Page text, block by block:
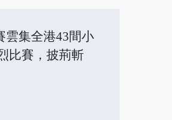
雲集全港43間小
比賽，披荊斬